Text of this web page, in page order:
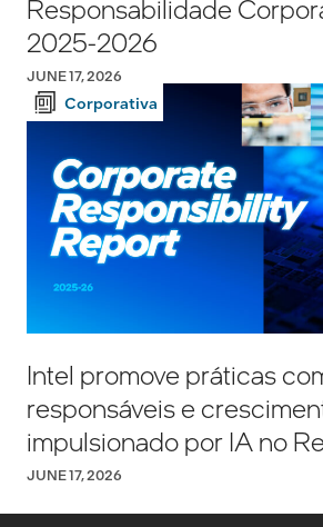
Responsabilidade
2025-2026
JUNE 17, 2026
Corporativa
Intel promove práticas
responsáveis e
impulsionado por IA no
Responsabilidade
2025–2026
JUNE 17, 2026